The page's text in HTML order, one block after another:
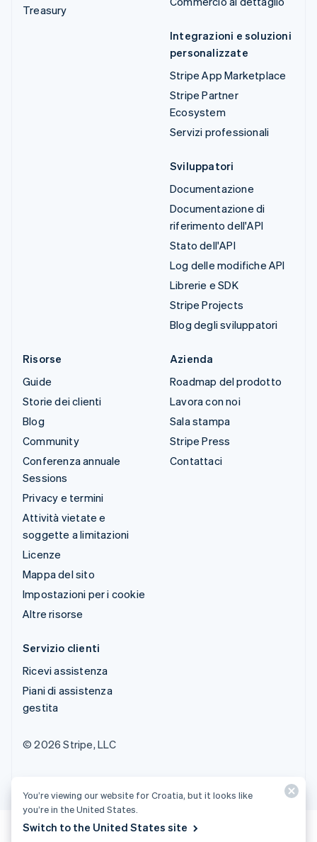
Treasury
Integrazioni e soluzioni
personalizzate
Stripe App Marketplace
Stripe Partner
Ecosystem
Servizi professionali
Sviluppatori
Documentazione
Documentazione di
riferimento dell'API
Stato dell'API
Log delle modifiche API
Librerie e SDK
Stripe Projects
Blog degli sviluppatori
Risorse
Guide
Storie dei clienti
Blog
Community
Conferenza annuale
Sessions
Privacy e termini
Attività vietate e
soggette a limitazioni
Licenze
Mappa del sito
Impostazioni per i cookie
Altre risorse
Azienda
Roadmap del prodotto
Lavora con noi
Sala stampa
Stripe Press
Contattaci
Servizio clienti
Ricevi assistenza
Piani di assistenza
gestita
© 2026 Stripe, LLC
You’re viewing our website for Croatia, but it looks like
you’re in the United States.
Switch to the United States site